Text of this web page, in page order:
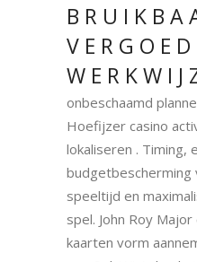
onbeschaamd
Hoefijzer casino
lokaliseren . Timing,
budgetbescherming
speeltijd en
spel. John Roy
kaarten vorm